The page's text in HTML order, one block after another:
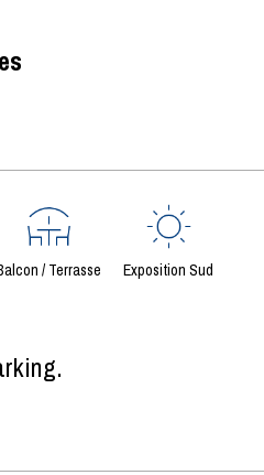
/ Terrasse Exposition Sud